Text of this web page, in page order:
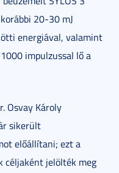
20-30 mJ
energiával, valamint
impulzussal lő a
Osvay Károly
sikerült
előállítani; ezt a
céljaként jelölték meg